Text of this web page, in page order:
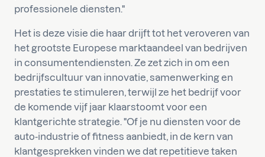
professionele diensten."
Het is deze visie die haar drijft tot het veroveren van
het grootste Europese marktaandeel van bedrijven
in consumentendiensten. Ze zet zich in om een
bedrijfscultuur van innovatie, samenwerking en
prestaties te stimuleren, terwijl ze het bedrijf voor
de komende vijf jaar klaarstoomt voor een
klantgerichte strategie. "Of je nu diensten voor de
auto-industrie of fitness aanbiedt, in de kern van
klantgesprekken vinden we dat repetitieve taken